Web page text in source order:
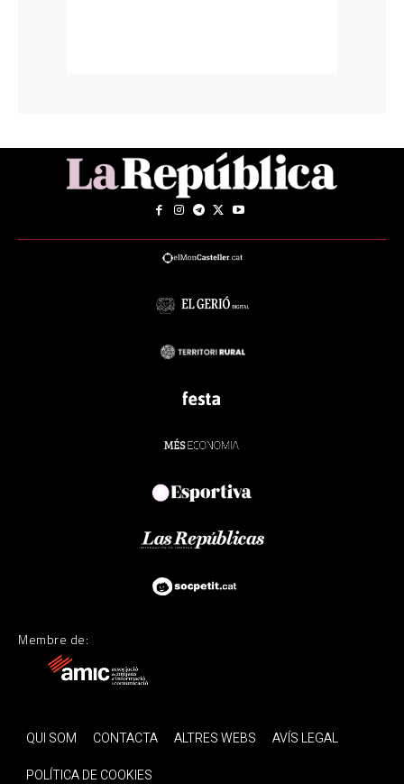
Membre de:
QUI SOM CONTACTA ALTRES WEBS
AVÍS LEGAL
POLÍTICA DE COOKIES